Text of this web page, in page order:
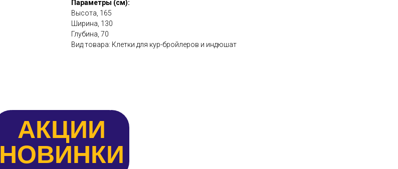
Параметры (см):
Высота, 165
Ширина, 130
Глубина, 70
Вид товара: Клетки для кур-бройлеров и индюшат
АКЦИИ
НОВИНКИ